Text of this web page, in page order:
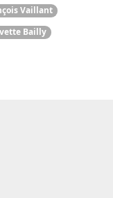
Vaillant
Bailly